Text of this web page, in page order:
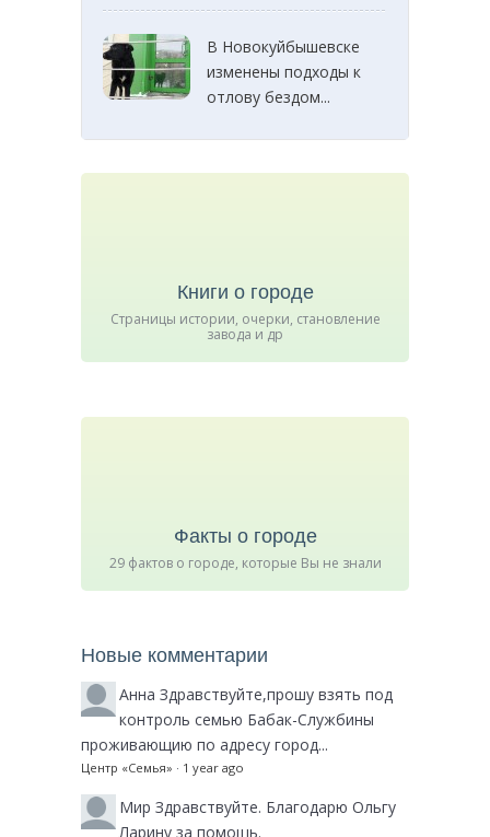
В Новокуйбышевске
изменены подходы к
отлову бездом...
Книги о городе
Страницы истории, очерки, становление
завода и др
Факты о городе
29 фактов о городе, которые Вы не знали
Новые комментарии
Анна Здравствуйте,прошу взять под
контроль семью Бабак-Службины
проживающию по адресу город...
Центр «Семья» · 1 year ago
Мир Здравствуйте. Благодарю Ольгу
Ларину за помощь.